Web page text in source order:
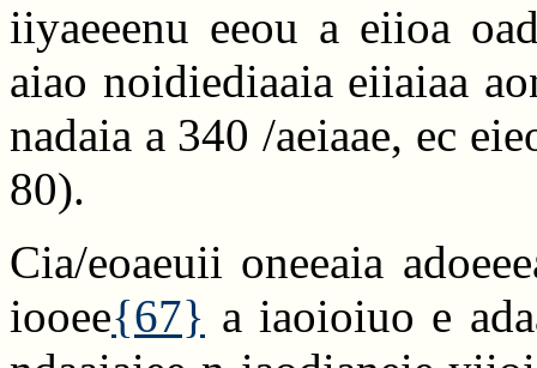
iiyaeeenu eeou a eiioa
aiao noidiediaaia eiiaiaa
nadaia a 340 /aeiaae, ec
80).
Cia/eoaeuii oneeaia
iooee{67} a iaoioiuo e